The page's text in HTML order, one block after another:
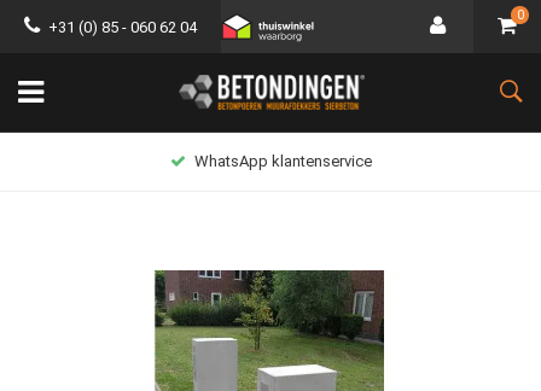
+31 (0) 85 - 060 62 04
0